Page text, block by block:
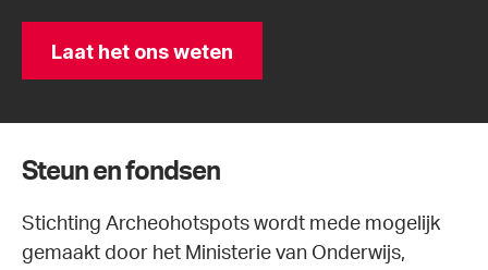
Laat het ons weten
Steun en fondsen
Stichting Archeohotspots wordt mede mogelijk
gemaakt door het Ministerie van Onderwijs,